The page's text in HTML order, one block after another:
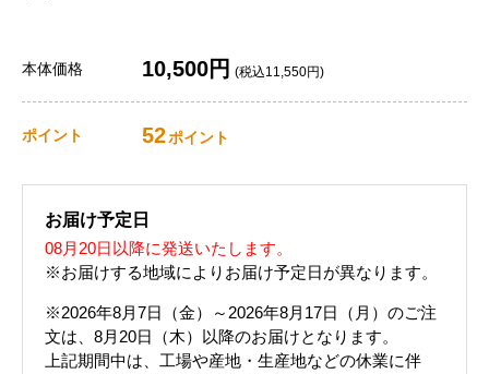
本体価格 10,500円 (税込11,550円)
ポイント 52ポイント
お届け予定日
08月20日以降に発送いたします。
※お届けする地域によりお届け予定日が異なります。
※2026年8月7日（金）～2026年8月17日（月）のご注
文は、8月20日（木）以降のお届けとなります。
上記期間中は、工場や産地・生産地などの休業に伴